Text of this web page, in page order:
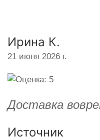
Ирина К.
21 июня 2026 г.
Доставка
Источник